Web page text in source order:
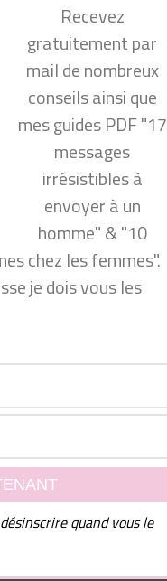
amour
PDF "10
à quelle
Recevez
gratuitement par
mail de nombreux
conseils ainsi que
mes guides PDF "17
messages
irrésistibles à
envoyer à un
homme" & "10
chez les femmes".
je dois vous les
quand vous le